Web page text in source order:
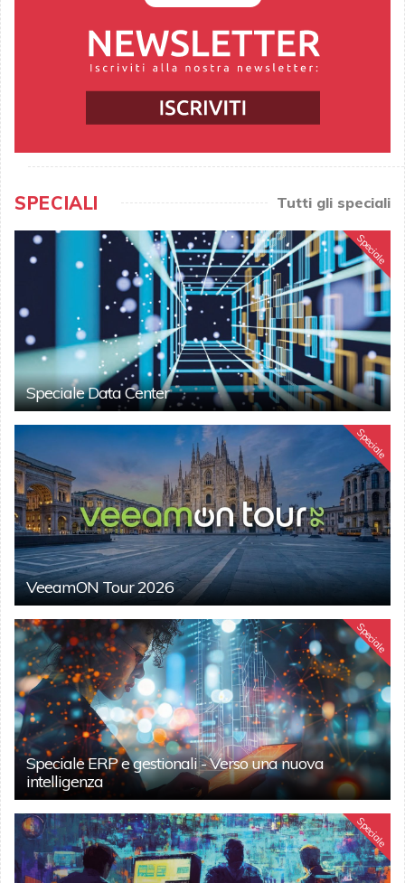
SPECIALI Tutti gli speciali
Speciale
Speciale Data Center
Speciale
VeeamON Tour 2026
Speciale
Speciale ERP e gestionali - Verso una nuova
intelligenza
Speciale